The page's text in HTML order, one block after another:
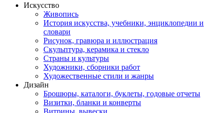
Искусство
Живопись
История искусства, учебники, энциклопедии и
словари
Рисунок, гравюра и иллюстрация
Скульптура, керамика и стекло
Страны и культуры
Художники, сборники работ
Художественные стили и жанры
Дизайн
Брошюры, каталоги, буклеты, годовые отчеты
Визитки, бланки и конверты
Витрины, вывески